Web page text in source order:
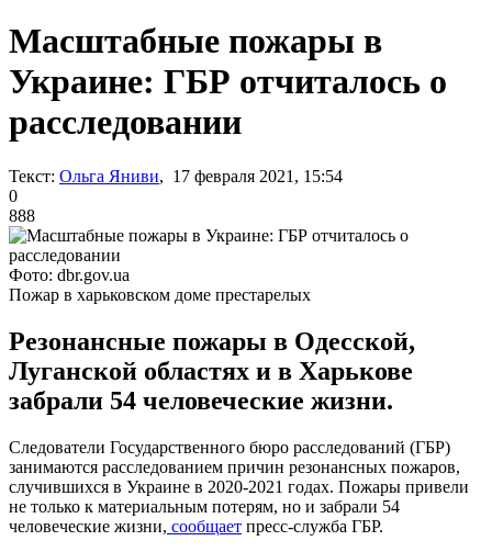
Масштабные пожары в
Украине: ГБР отчиталось о
расследовании
Текст: Ольга Яниви, 17 февраля 2021, 15:54
0
888
Фото: dbr.gov.ua
Пожар в харьковском доме престарелых
Резонансные пожары в Одесской,
Луганской областях и в Харькове
забрали 54 человеческие жизни.
Следователи Государственного бюро расследований (ГБР)
занимаются расследованием причин резонансных пожаров,
случившихся в Украине в 2020-2021 годах. Пожары привели
не только к материальным потерям, но и забрали 54
человеческие жизни, сообщает пресс-служба ГБР.